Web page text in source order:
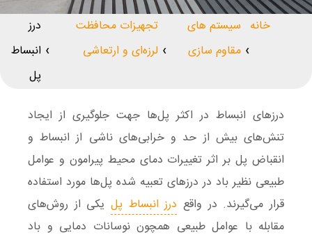
خانه
❯
سیستم های
مقاوم سازی
❯
تجهیزات محافظت
لرزه‌ای و ارتعاشی
❯
درز
انبساط
پل
درزهای انبساط در اکثر پل‌ها جهت جلوگیری از ایجاد
تنش‌های بیش ‌از حد و خرابی‌های ناشی از انبساط و
انقباض پل بر اثر تغییرات دمای محیط پیرامون و عوامل
طبیعی نظیر باد در درزهای تعبیه شده پل‌ها مورد استفاده
قرار می‌گیرند. در واقع درز انبساط پل یکی از روش‌های
مقابله با عوامل طبیعی همچون نوسانات دمایی و باد